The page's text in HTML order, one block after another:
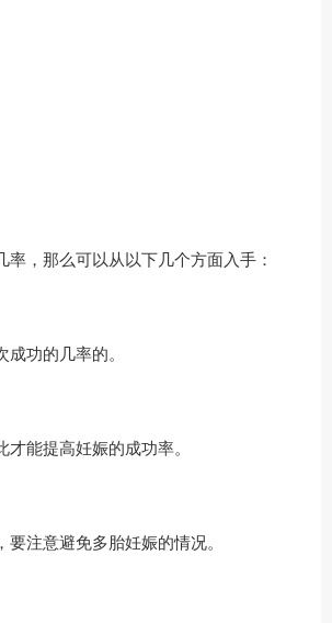
，那么可以从以下几个方面入手：
功的几率的。
能提高妊娠的成功率。
注意避免多胎妊娠的情况。